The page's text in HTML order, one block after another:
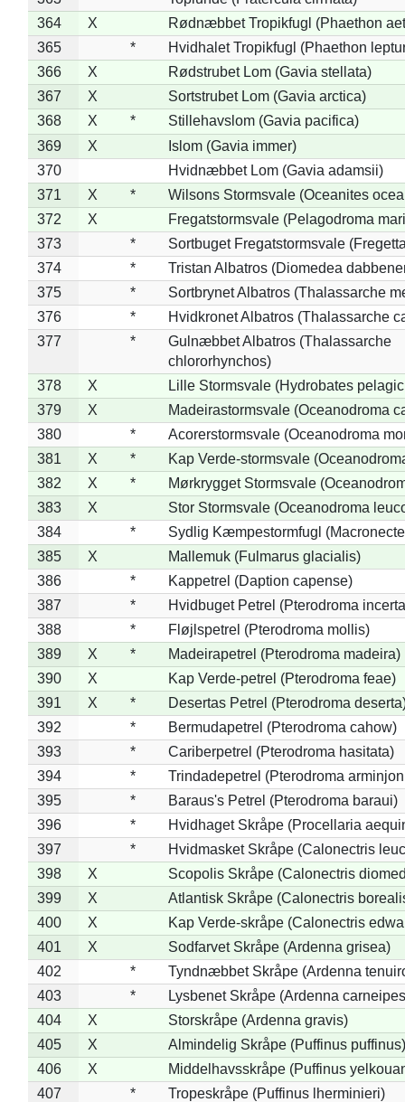
364
X
Rødnæbbet Tropikfugl (Phaethon
365
*
Hvidhalet Tropikfugl (Phaethon
366
X
Rødstrubet Lom (Gavia stellata)
367
X
Sortstrubet Lom (Gavia arctica)
368
X *
Stillehavslom (Gavia pacifica)
369
X
Islom (Gavia immer)
370
Hvidnæbbet Lom (Gavia adamsii)
371
X *
Wilsons Stormsvale (Oceanites
372
X
Fregatstormsvale (Pelagodroma
373
*
Sortbuget Fregatstormsvale
374
*
Tristan Albatros (Diomedea
375
*
Sortbrynet Albatros (Thalassarche
376
*
Hvidkronet Albatros (Thalassarche
377
*
Gulnæbbet Albatros (Thalassarche
chlororhynchos)
378
X
Lille Stormsvale (Hydrobates
379
X
Madeirastormsvale (Oceanodroma
380
*
Acorerstormsvale (Oceanodroma
381
X *
Kap Verde-stormsvale
382
X *
Mørkrygget Stormsvale
383
X
Stor Stormsvale (Oceanodroma
384
*
Sydlig Kæmpestormfugl
385
X
Mallemuk (Fulmarus glacialis)
386
*
Kappetrel (Daption capense)
387
*
Hvidbuget Petrel (Pterodroma
388
*
Fløjlspetrel (Pterodroma mollis)
389
X *
Madeirapetrel (Pterodroma madeira)
390
X
Kap Verde-petrel (Pterodroma feae)
391
X *
Desertas Petrel (Pterodroma
392
*
Bermudapetrel (Pterodroma cahow)
393
*
Cariberpetrel (Pterodroma hasitata)
394
*
Trindadepetrel (Pterodroma
395
*
Baraus's Petrel (Pterodroma baraui)
396
*
Hvidhaget Skråpe (Procellaria
397
*
Hvidmasket Skråpe (Calonectris
398
X
Scopolis Skråpe (Calonectris
399
X
Atlantisk Skråpe (Calonectris
400
X
Kap Verde-skråpe (Calonectris
401
X
Sodfarvet Skråpe (Ardenna grisea)
402
*
Tyndnæbbet Skråpe (Ardenna
403
*
Lysbenet Skråpe (Ardenna
404
X
Storskråpe (Ardenna gravis)
405
X
Almindelig Skråpe (Puffinus puffinus)
406
X
Middelhavsskråpe (Puffinus
407
*
Tropeskråpe (Puffinus lherminieri)